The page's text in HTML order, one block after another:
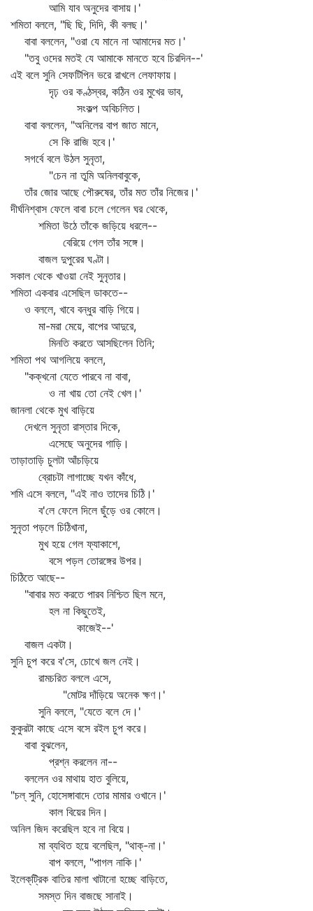
আমি যাব অনুদের বাসায়।'
শমিতা বললে, "ছি ছি, দিদি, কী বলছ।'
বাবা বললেন, "ওরা যে মানে না আমাদের মত।'
"তবু ওদের মতই যে আমাকে মানতে হবে চিরদিন--'
এই বলে সুনি সেফটিপিন ভরে রাখলে লেফাফায়।
দৃঢ় ওর কণ্ঠস্বর, কঠিন ওর মুখের ভাব,
সংকল্প অবিচলিত।
বাবা বললেন, "অনিলের বাপ জাত মানে,
সে কি রাজি হবে।'
সগর্বে বলে উঠল সুনৃতা,
"চেন না তুমি অনিলবাবুকে,
তাঁর জোর আছে পৌরুষের, তাঁর মত তাঁর নিজের।'
দীর্ঘনিশ্বাস ফেলে বাবা চলে গেলেন ঘর থেকে,
শমিতা উঠে তাঁকে জড়িয়ে ধরলে--
বেরিয়ে গেল তাঁর সঙ্গে।
বাজল দুপুরের ঘণ্টা।
সকাল থেকে খাওয়া নেই সুনৃতার।
শমিতা একবার এসেছিল ডাকতে--
ও বললে, খাবে বন্ধুর বাড়ি গিয়ে।
মা-মরা মেয়ে, বাপের আদুরে,
মিনতি করতে আসছিলেন তিনি;
শমিতা পথ আগলিয়ে বললে,
"কক্‌খনো যেতে পারবে না বাবা,
ও না খায় তো নেই খেল।'
জানলা থেকে মুখ বাড়িয়ে
দেখলে সুনৃতা রাস্তার দিকে,
এসেছে অনুদের গাড়ি।
তাড়াতাড়ি চুলটা আঁচড়িয়ে
ব্রোচটা লাগাচ্ছে যখন কাঁধে,
শমি এসে বললে, "এই নাও তাদের চিঠি।'
ব'লে ফেলে দিলে ছুঁড়ে ওর কোলে।
সুনৃতা পড়লে চিঠিখানা,
মুখ হয়ে গেল ফ্যাকাশে,
বসে পড়ল তোরঙ্গের উপর।
চিঠিতে আছে--
"বাবার মত করতে পারব নিশ্চিত ছিল মনে,
হল না কিছুতেই,
কাজেই--'
বাজল একটা।
সুনি চুপ করে ব'সে, চোখে জল নেই।
রামচরিত বললে এসে,
"মোটর দাঁড়িয়ে অনেক ক্ষণ।'
সুনি বললে, "যেতে বলে দে।'
কুকুরটা কাছে এসে বসে রইল চুপ করে।
বাবা বুঝলেন,
প্রশ্ন করলেন না--
বললেন ওর মাথায় হাত বুলিয়ে,
"চল্‌ সুনি, হোসেঙ্গাবাদে তোর মামার ওখানে।'
কাল বিয়ের দিন।
অনিল জিদ করেছিল হবে না বিয়ে।
মা ব্যথিত হয়ে বলেছিল, "থাক্‌-না।'
বাপ বললে, "পাগল নাকি।'
ইলেক্‌ট্রিক বাতির মালা খাটানো হচ্ছে বাড়িতে,
সমস্ত দিন বাজছে সানাই।